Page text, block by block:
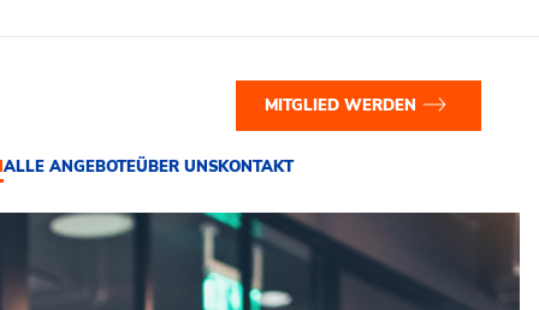
MITGLIED WERDEN
ALLE ANGEBOTEÜBER UNSKONTAKT